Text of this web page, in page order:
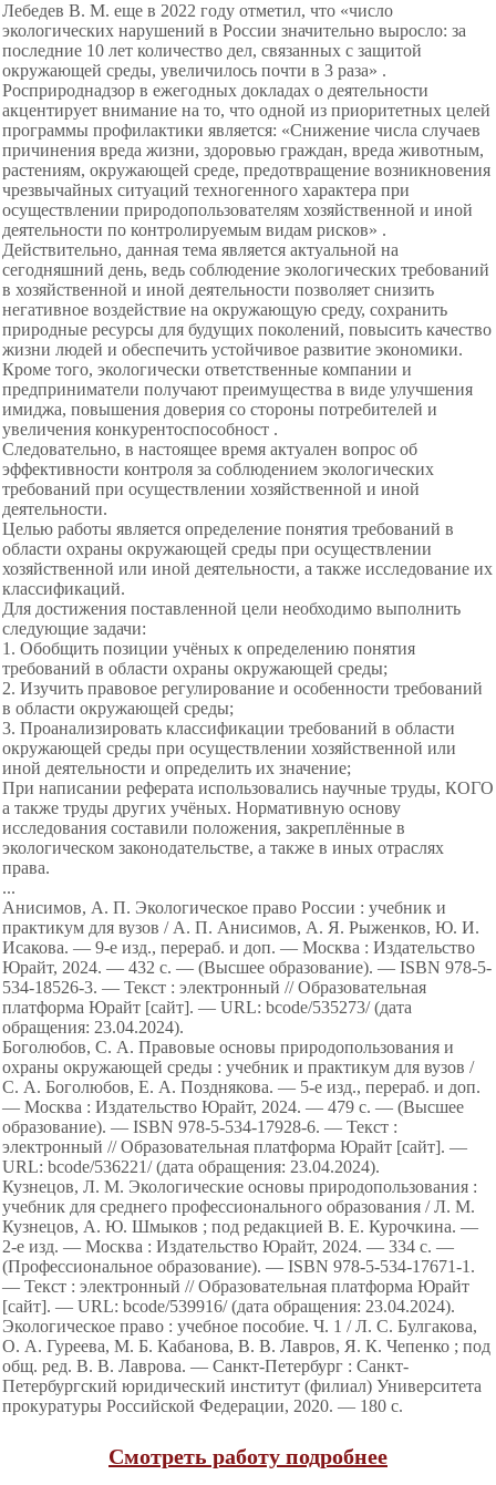
Лебедев В. М. еще в 2022 году отметил, что «число
экологических нарушений в России значительно выросло: за
последние 10 лет количество дел, связанных с защитой
окружающей среды, увеличилось почти в 3 раза» .
Росприроднадзор в ежегодных докладах о деятельности
акцентирует внимание на то, что одной из приоритетных целей
программы профилактики является: «Снижение числа случаев
причинения вреда жизни, здоровью граждан, вреда животным,
растениям, окружающей среде, предотвращение возникновения
чрезвычайных ситуаций техногенного характера при
осуществлении природопользователям хозяйственной и иной
деятельности по контролируемым видам рисков» .
Действительно, данная тема является актуальной на
сегодняшний день, ведь соблюдение экологических требований
в хозяйственной и иной деятельности позволяет снизить
негативное воздействие на окружающую среду, сохранить
природные ресурсы для будущих поколений, повысить качество
жизни людей и обеспечить устойчивое развитие экономики.
Кроме того, экологически ответственные компании и
предприниматели получают преимущества в виде улучшения
имиджа, повышения доверия со стороны потребителей и
увеличения конкурентоспособност .
Следовательно, в настоящее время актуален вопрос об
эффективности контроля за соблюдением экологических
требований при осуществлении хозяйственной и иной
деятельности.
Целью работы является определение понятия требований в
области охраны окружающей среды при осуществлении
хозяйственной или иной деятельности, а также исследование их
классификаций.
Для достижения поставленной цели необходимо выполнить
следующие задачи:
1. Обобщить позиции учёных к определению понятия
требований в области охраны окружающей среды;
2. Изучить правовое регулирование и особенности требований
в области окружающей среды;
3. Проанализировать классификации требований в области
окружающей среды при осуществлении хозяйственной или
иной деятельности и определить их значение;
При написании реферата использовались научные труды, КОГО
а также труды других учёных. Нормативную основу
исследования составили положения, закреплённые в
экологическом законодательстве, а также в иных отраслях
права.
...
Анисимов, А. П. Экологическое право России : учебник и
практикум для вузов / А. П. Анисимов, А. Я. Рыженков, Ю. И.
Исакова. — 9-е изд., перераб. и доп. — Москва : Издательство
Юрайт, 2024. — 432 с. — (Высшее образование). — ISBN 978-5-
534-18526-3. — Текст : электронный // Образовательная
платформа Юрайт [сайт]. — URL: bcode/535273/ (дата
обращения: 23.04.2024).
Боголюбов, С. А. Правовые основы природопользования и
охраны окружающей среды : учебник и практикум для вузов /
С. А. Боголюбов, Е. А. Позднякова. — 5-е изд., перераб. и доп.
— Москва : Издательство Юрайт, 2024. — 479 с. — (Высшее
образование). — ISBN 978-5-534-17928-6. — Текст :
электронный // Образовательная платформа Юрайт [сайт]. —
URL: bcode/536221/ (дата обращения: 23.04.2024).
Кузнецов, Л. М. Экологические основы природопользования :
учебник для среднего профессионального образования / Л. М.
Кузнецов, А. Ю. Шмыков ; под редакцией В. Е. Курочкина. —
2-е изд. — Москва : Издательство Юрайт, 2024. — 334 с. —
(Профессиональное образование). — ISBN 978-5-534-17671-1.
— Текст : электронный // Образовательная платформа Юрайт
[сайт]. — URL: bcode/539916/ (дата обращения: 23.04.2024).
Экологическое право : учебное пособие. Ч. 1 / Л. С. Булгакова,
О. А. Гуреева, М. Б. Кабанова, В. В. Лавров, Я. К. Чепенко ; под
общ. ред. В. В. Лаврова. — Санкт-Петербург : Санкт-
Петербургский юридический институт (филиал) Университета
прокуратуры Российской Федерации, 2020. — 180 с.
Смотреть работу подробнее